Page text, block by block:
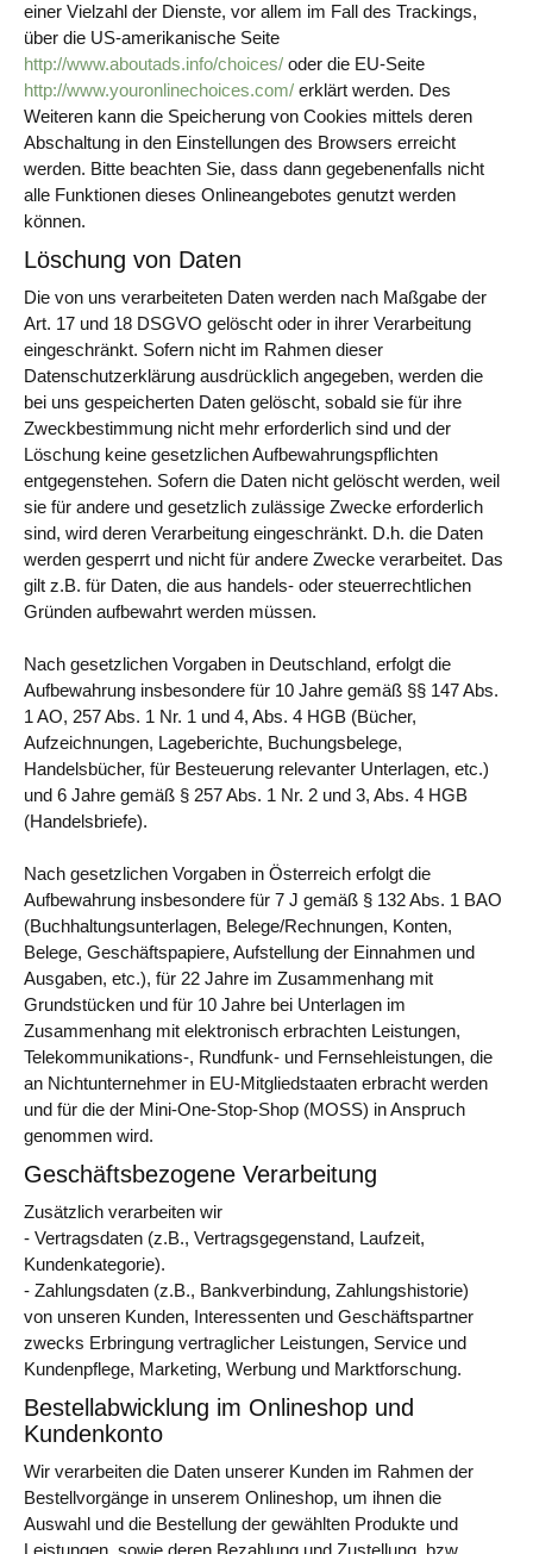
einer Vielzahl der Dienste, vor allem im Fall des Trackings,
über die US-amerikanische Seite
http://www.aboutads.info/choices/ oder die EU-Seite
http://www.youronlinechoices.com/ erklärt werden. Des
Weiteren kann die Speicherung von Cookies mittels deren
Abschaltung in den Einstellungen des Browsers erreicht
werden. Bitte beachten Sie, dass dann gegebenenfalls nicht
alle Funktionen dieses Onlineangebotes genutzt werden
können.
Löschung von Daten
Die von uns verarbeiteten Daten werden nach Maßgabe der
Art. 17 und 18 DSGVO gelöscht oder in ihrer Verarbeitung
eingeschränkt. Sofern nicht im Rahmen dieser
Datenschutzerklärung ausdrücklich angegeben, werden die
bei uns gespeicherten Daten gelöscht, sobald sie für ihre
Zweckbestimmung nicht mehr erforderlich sind und der
Löschung keine gesetzlichen Aufbewahrungspflichten
entgegenstehen. Sofern die Daten nicht gelöscht werden, weil
sie für andere und gesetzlich zulässige Zwecke erforderlich
sind, wird deren Verarbeitung eingeschränkt. D.h. die Daten
werden gesperrt und nicht für andere Zwecke verarbeitet. Das
gilt z.B. für Daten, die aus handels- oder steuerrechtlichen
Gründen aufbewahrt werden müssen.
Nach gesetzlichen Vorgaben in Deutschland, erfolgt die
Aufbewahrung insbesondere für 10 Jahre gemäß §§ 147 Abs.
1 AO, 257 Abs. 1 Nr. 1 und 4, Abs. 4 HGB (Bücher,
Aufzeichnungen, Lageberichte, Buchungsbelege,
Handelsbücher, für Besteuerung relevanter Unterlagen, etc.)
und 6 Jahre gemäß § 257 Abs. 1 Nr. 2 und 3, Abs. 4 HGB
(Handelsbriefe).
Nach gesetzlichen Vorgaben in Österreich erfolgt die
Aufbewahrung insbesondere für 7 J gemäß § 132 Abs. 1 BAO
(Buchhaltungsunterlagen, Belege/Rechnungen, Konten,
Belege, Geschäftspapiere, Aufstellung der Einnahmen und
Ausgaben, etc.), für 22 Jahre im Zusammenhang mit
Grundstücken und für 10 Jahre bei Unterlagen im
Zusammenhang mit elektronisch erbrachten Leistungen,
Telekommunikations-, Rundfunk- und Fernsehleistungen, die
an Nichtunternehmer in EU-Mitgliedstaaten erbracht werden
und für die der Mini-One-Stop-Shop (MOSS) in Anspruch
genommen wird.
Geschäftsbezogene Verarbeitung
Zusätzlich verarbeiten wir
- Vertragsdaten (z.B., Vertragsgegenstand, Laufzeit,
Kundenkategorie).
- Zahlungsdaten (z.B., Bankverbindung, Zahlungshistorie)
von unseren Kunden, Interessenten und Geschäftspartner
zwecks Erbringung vertraglicher Leistungen, Service und
Kundenpflege, Marketing, Werbung und Marktforschung.
Bestellabwicklung im Onlineshop und
Kundenkonto
Wir verarbeiten die Daten unserer Kunden im Rahmen der
Bestellvorgänge in unserem Onlineshop, um ihnen die
Auswahl und die Bestellung der gewählten Produkte und